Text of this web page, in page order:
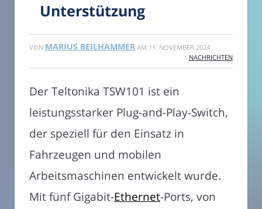
Unterstützung
VON MARIUS BEILHAMMER AM 11. NOVEMBER 2024
NACHRICHTEN
Der Teltonika TSW101 ist ein
leistungsstarker Plug-and-Play-Switch,
der speziell für den Einsatz in
Fahrzeugen und mobilen
Arbeitsmaschinen entwickelt wurde.
Mit fünf Gigabit-Ethernet-Ports, von